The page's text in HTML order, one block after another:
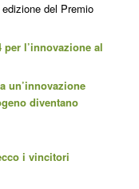
del Premio
l’innovazione al
un’innovazione
diventano
i vincitori